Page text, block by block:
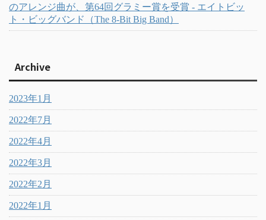
のアレンジ曲が、第64回グラミー賞を受賞 - エイトビッ
ト・ビッグバンド（The 8-Bit Big Band）
Archive
2023年1月
2022年7月
2022年4月
2022年3月
2022年2月
2022年1月